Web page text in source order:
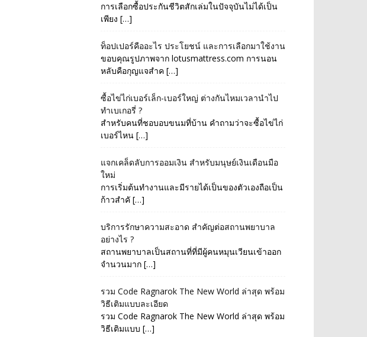
การเลือกซื้อประกันชีวิตสักเล่มในปัจจุบันไม่ได้เป็น
เพียง […]
ท็อปเปอร์คืออะไร ประโยชน์ และการเลือกมาใช้งาน
ขอบคุณรูปภาพจาก lotusmattress.com การนอน
หลับคือกุญแจสำค […]
ซื้อไข่ไก่เบอร์เล็ก-เบอร์ใหญ่ ต่างกันไหมเวลานำไป
ทำเบเกอรี่ ?
สำหรับคนที่ชอบอบขนมที่บ้าน คำถามว่าจะซื้อไข่ไก่
เบอร์ไหน […]
แจกเคล็ดลับการออมเงิน สำหรับมนุษย์เงินเดือนมือ
ใหม่
การเริ่มต้นทำงานและมีรายได้เป็นของตัวเองถือเป็น
ก้าวสำคั […]
บริการรักษาความสะอาด สำคัญต่อสถานพยาบาล
อย่างไร ?
สถานพยาบาลเป็นสถานที่ที่มีผู้คนหมุนเวียนเข้าออก
จำนวนมาก […]
รวม Code Ragnarok The New World ล่าสุด พร้อม
วิธีเติมแบบละเอียด
รวม Code Ragnarok The New World ล่าสุด พร้อม
วิธีเติมแบบ […]